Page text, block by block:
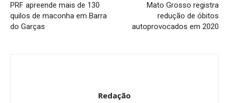
PRF apreende mais de 130
quilos de maconha em Barra
do Garças
Mato Grosso registra
redução de óbitos
autoprovocados em 2020
Redação